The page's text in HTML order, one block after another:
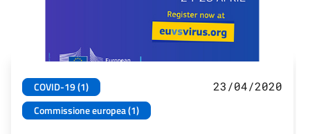
COVID-19 (1)
Commissione europea (1)
23/04/2020